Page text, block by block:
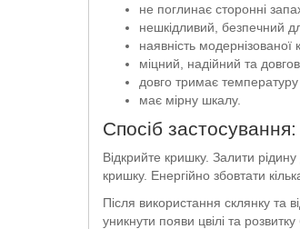
не поглинає сторонні
нешкідливий, безпечний
наявність
міцний, надійний та
довго тримає
має мірну шкалу.
Спосіб застосування:
Відкрийте кришку. Залити
кришку. Енергійно збовтати
Після використання склянку та
уникнути появи цвілі та розвитку